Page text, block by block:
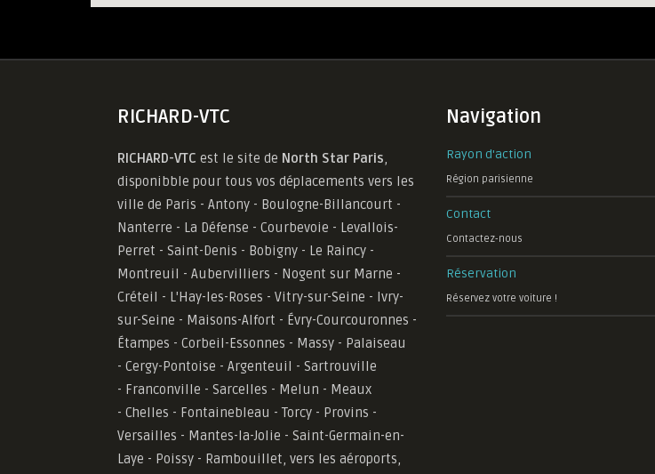
RICHARD-VTC
RICHARD-VTC est le site de North Star Paris,
disponibble pour tous vos déplacements vers les
ville de Paris - Antony - Boulogne-Billancourt -
Nanterre - La Défense - Courbevoie - Levallois-
Perret - Saint-Denis - Bobigny - Le Raincy -
Montreuil - Aubervilliers - Nogent sur Marne -
Créteil - L'Hay-les-Roses - Vitry-sur-Seine - Ivry-
sur-Seine - Maisons-Alfort - Évry-Courcouronnes -
Étampes - Corbeil-Essonnes - Massy - Palaiseau
- Cergy-Pontoise - Argenteuil - Sartrouville
- Franconville - Sarcelles - Melun - Meaux
- Chelles - Fontainebleau - Torcy - Provins -
Versailles - Mantes-la-Jolie - Saint-Germain-en-
Laye - Poissy - Rambouillet, vers les aéroports,
Navigation
Rayon d'action
Région parisienne
Contact
Contactez-nous
Réservation
Réservez votre voiture !